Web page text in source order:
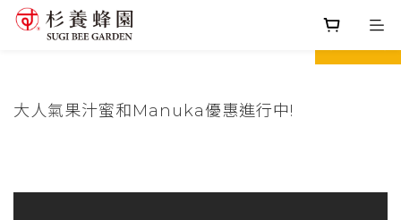
prev next
大人氣果汁蜜和Manuka優惠進行中!